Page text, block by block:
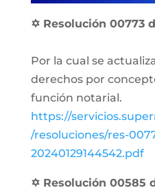
✡ Resolución 00773
Por la cual se
derechos por
función notarial.
https://
/resoluciones/res-
20240129144542.pdf
✡ Resolución 00585